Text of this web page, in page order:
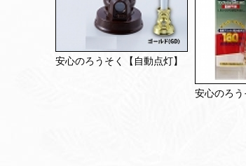
安心のろうそく【自動点灯】
安心のろう